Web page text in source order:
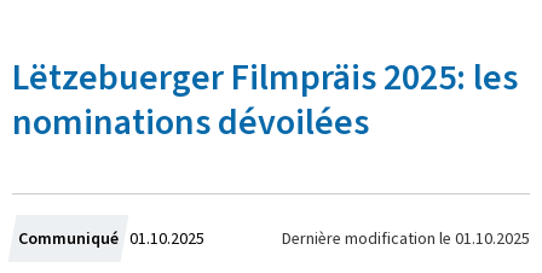
lLëtzebuerger Filmpräis 2025: les
nominations dévoilées
Communiqué C
01.10.2025 Dernière modification le 01.10.2025